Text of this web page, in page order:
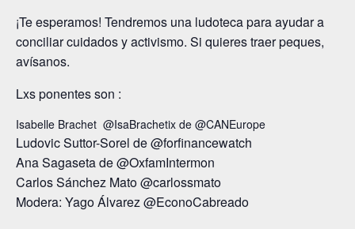
¡Te esperamos! Tendremos una ludoteca para ayudar a
conciliar cuidados y activismo. Si quieres traer peques,
avísanos.
Lxs ponentes son :
Isabelle Brachet @IsaBrachetix de @CANEurope
LudovicSuttor-Sorel de@forfinancewatch
Ana Sagaseta de@OxfamIntermon
Carlos Sánchez Mato@carlossmato
Modera: Yago Álvarez@EconoCabreado